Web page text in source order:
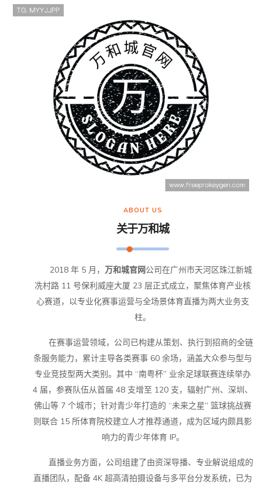
ABOUT US
关于万和城
2018 年 5 月， 万和城官网公司在广州市天河区珠江新城
冼村路 11 号保利威座大厦 23 层正式成立，聚焦体育产业核
心赛道，以专业化赛事运营与全场景体育直播为两大业务支
柱。
在赛事运营领域，公司已构建从策划、执行到招商的全链
条服务能力，累计主导各类赛事 60 余场，涵盖大众参与型与
专业竞技型两大类别。其中 “南粤杯” 业余足球联赛连续举办
4 届，参赛队伍从首届 48 支增至 120 支，辐射广州、深圳、
佛山等 7 个城市；针对青少年打造的 “未来之星” 篮球挑战赛
则联合 15 所体育院校建立人才推荐通道，成为区域内颇具影
响力的青少年体育 IP。
直播业务方面，公司组建了由资深导播、专业解说组成的
直播团队，配备 4K 超高清拍摄设备与多平台分发系统，已为